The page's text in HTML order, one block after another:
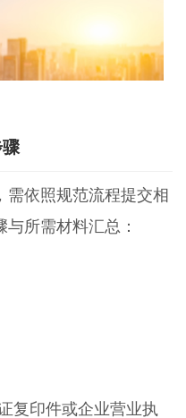
需依照规范流程提交相
所需材料汇总：
复印件或企业营业执